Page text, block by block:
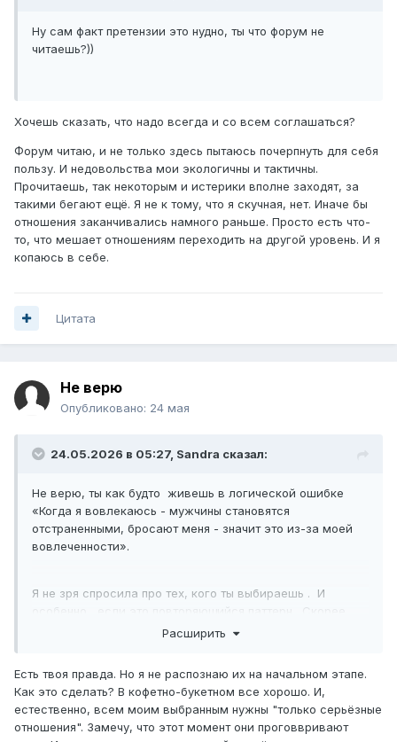
Ну сам факт претензии это нудно, ты что форум не
читаешь?))
Хочешь сказать, что надо всегда и со всем соглашаться?
Форум читаю, и не только здесь пытаюсь почерпнуть для себя
пользу. И недовольства мои экологичны и тактичны.
Прочитаешь, так некоторым и истерики вполне заходят, за
такими бегают ещё. Я не к тому, что я скучная, нет. Иначе бы
отношения заканчивались намного раньше. Просто есть что-
то, что мешает отношениям переходить на другой уровень. И я
копаюсь в себе.
Цитата
Не верю
Опубликовано: 24 мая
24.05.2026 в 05:27, Sandrа сказал:
Не верю, ты как будто живешь в логической ошибке
«Когда я вовлекаюсь - мужчины становятся
отстраненными, бросают меня - значит это из-за моей
вовлеченности».
Я не зря спросила про тех, кого ты выбираешь . И
особенно , если это повторяющийся паттерн . Скорее
всего, твоя психика выбирает «качелящих» мужчин из-
Хотя , вопрос в мужчинах, которых ты выбираешь . В том
, что им не интересна твоя настоящая
заинтересованность , твои настоящие чувства и эмоции .
Тебе нужно научиться выбирать других - надежных и
Расширить
Есть твоя правда. Но я не распознаю их на начальном этапе.
Как это сделать? В кофетно-букетном все хорошо. И,
естественно, всем моим выбранным нужны "только серьёзные
отношения". Замечу, что этот момент они проговвривают